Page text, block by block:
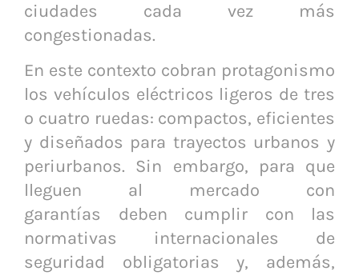
ciudades cada vez más
congestionadas.
En este contexto cobran protagonismo
los vehículos eléctricos ligeros de tres
o cuatro ruedas: compactos, eficientes
y diseñados para trayectos urbanos y
periurbanos. Sin embargo, para que
lleguen al mercado con
garantías deben cumplir con las
normativas internacionales de
seguridad obligatorias y, además,